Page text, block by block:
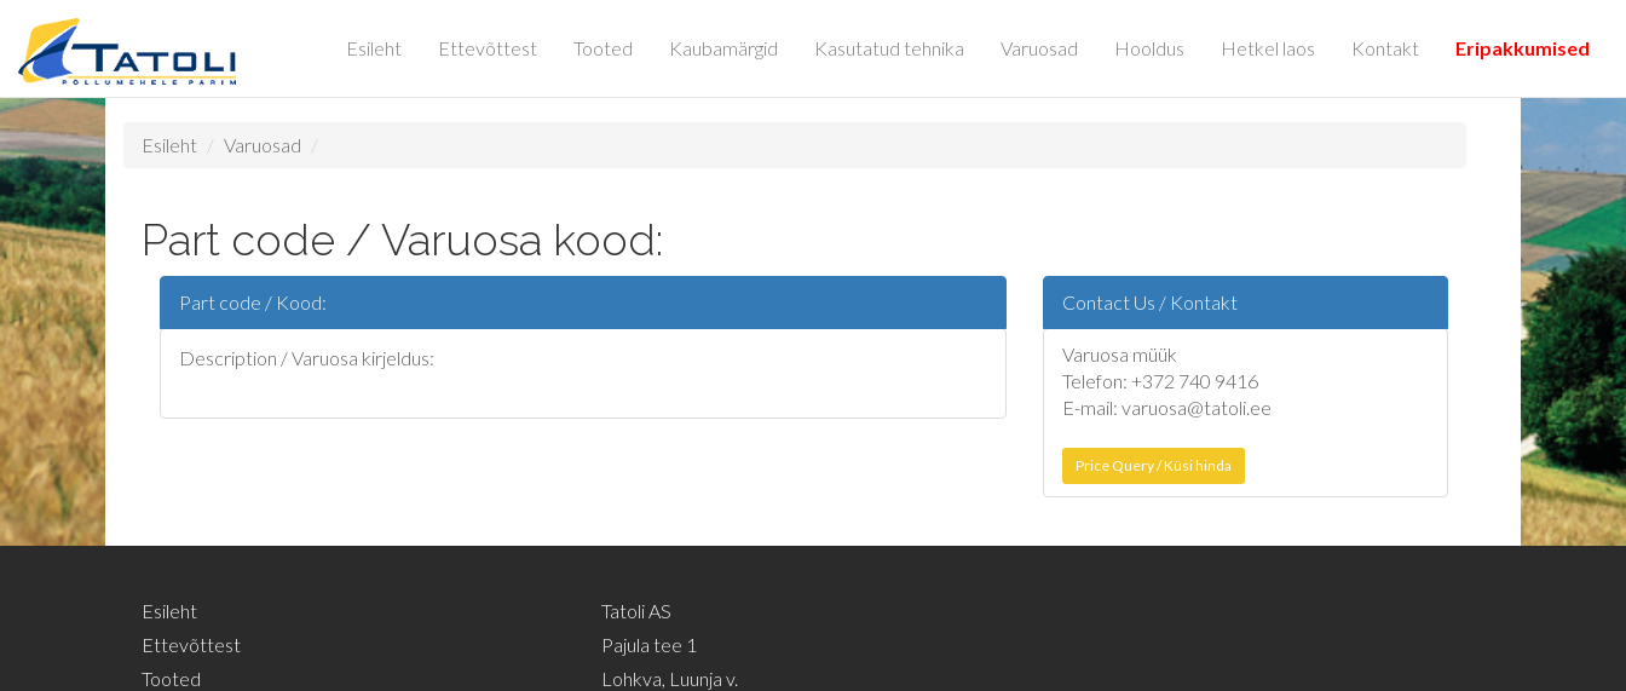
Esileht Ettevõttest Tooted Kaubamärgid Kasutatud tehnika Varuosad Hooldus Hetkel laos Kontakt Eripakkumised
Esileht Varuosad
Part code / Varuosa kood:
Part code / Kood:
Description / Varuosa kirjeldus:
Contact Us / Kontakt
Varuosa müük
Telefon: +372 740 9416
E-mail: varuosa@tatoli.ee
Price Query / Küsi hinda
Esileht
Ettevõttest
Tooted
Tatoli AS
Pajula tee 1
Lohkva, Luunja v.